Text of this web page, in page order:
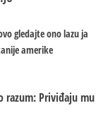
gledajte ono lazu ja
amerike
razum: Priviđaju mu